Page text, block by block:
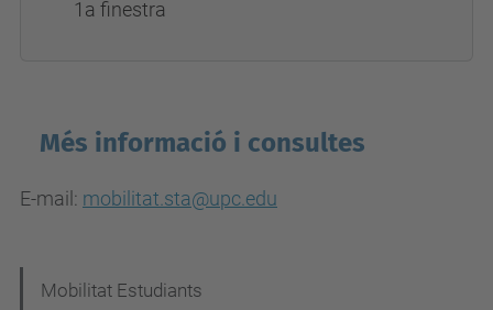
1a finestra
Més informació i consultes
E-mail: mobilitat.sta@upc.edu
Mobilitat Estudiants